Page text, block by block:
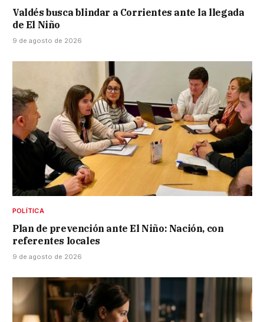
Valdés busca blindar a Corrientes ante la llegada
de El Niño
9 de agosto de 2026
POLÍTICA
Plan de prevención ante El Niño: Nación, con
referentes locales
9 de agosto de 2026